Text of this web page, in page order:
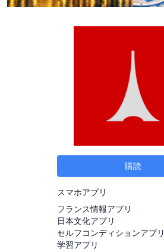
購読
スマホアプリ
フランス情報アプリ
日本文化アプリ
セルフコンディションアプリ
学習アプリ